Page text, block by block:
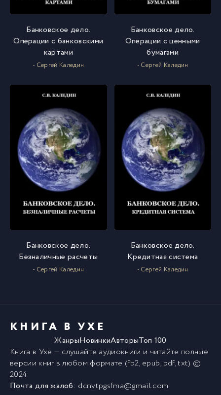
Банковское дело.
Операции с банковскими
картами
- Сергей Каледин
Банковское дело.
Операции с ценными
бумагами
- Сергей Каледин
Банковское дело.
Безналичные расчеты
- Сергей Каледин
Банковское дело.
Кредитная система
- Сергей Каледин
КНИГА В УХЕ
ЖанрыНовинкиАвторыТоп 100
Книга в Ухе — слушайте аудиокниги и читайте полные
версии книгв любом формате (fb2, epub, pdf, txt) ©
2024
Почта для жалоб: dcnvtpgsfma@gmail.com